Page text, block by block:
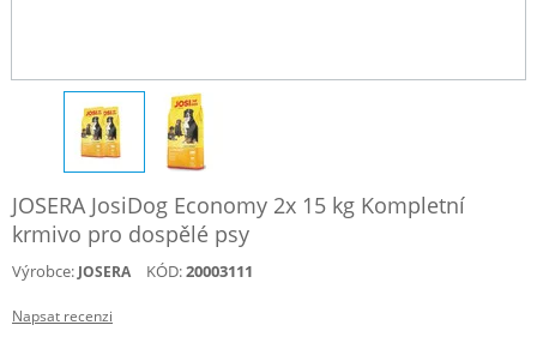
JOSERA JosiDog Economy 2x 15 kg Kompletní
krmivo pro dospělé psy
Výrobce: JOSERA KÓD:20003111
Napsat recenzi